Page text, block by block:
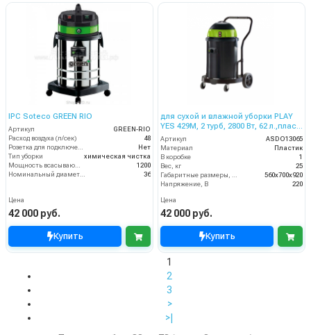
IPC Soteco GREEN RIO
Артикул
GREEN-RIO
Расход воздуха (л/сек)
48
Розетка для подключения инструмента
Нет
Тип уборки
химическая чистка
Мощность всасывающей турбины (Вт)
1200
Номинальный диаметр принадлежностей (мм)
36
Цена
42 000 руб.
Купить
для сухой и влажной уборки PLAY
YES 429M, 2 турб, 2800 Вт, 62 л.,пласт.
со сливным шлангом
Артикул
ASDO13065
Материал
Пластик
В коробке
1
Вес, кг
25
Габаритные размеры, мм
560x700x920
Напряжение, В
220
Цена
42 000 руб.
Купить
1
2
3
>
>|